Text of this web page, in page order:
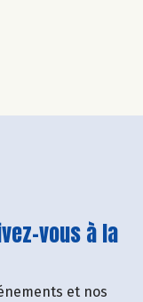
vous à la
et nos